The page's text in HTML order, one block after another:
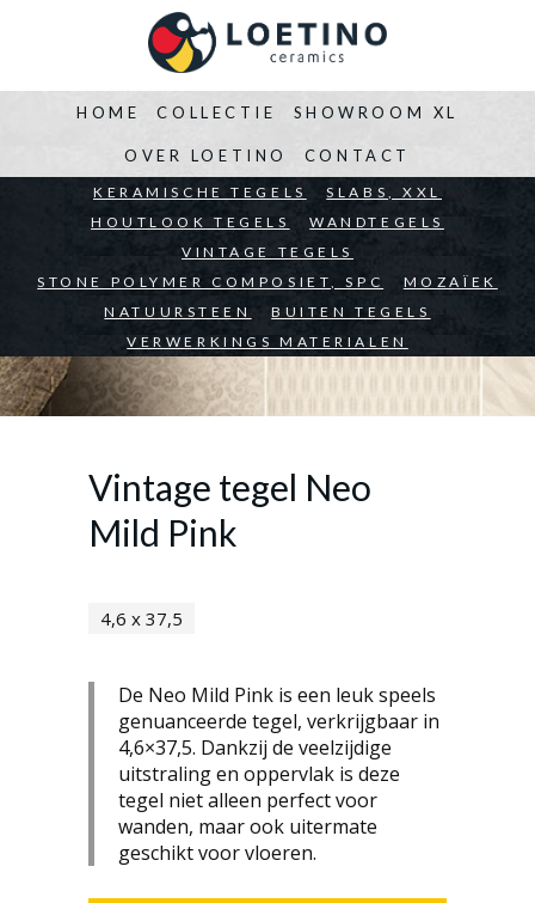
HOME
BEDRIJVEN ARCHITECTEN PARTICULIEREN
COLLECTIE
KERAMISCHE TEGELS
SLABS, XXL
HOUTLOOK TEGELS
WANDTEGELS
VINTAGE TEGELS
STONE POLYMER COMPOSIET, SPC
MOZAÏEK
NATUURSTEEN
BUITEN TEGELS
VERWERKINGS MATERIALEN
SHOWROOM XL
OVER LOETINO CONTACT
Vintage tegel Neo
Mild Pink
4,6 x 37,5
De Neo Mild Pink is een leuk speels
genuanceerde tegel, verkrijgbaar in
4,6×37,5. Dankzij de veelzijdige
uitstraling en oppervlak is deze
tegel niet alleen perfect voor
wanden, maar ook uitermate
geschikt voor vloeren.